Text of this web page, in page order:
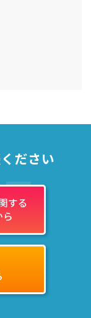
ださい
する